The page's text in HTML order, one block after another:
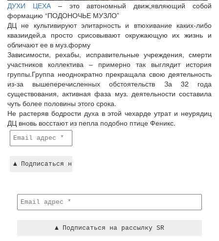
ДУХИ ЦЕХА– это автономный движ,являющий собой
формацию “ПОДОНОЧЬЕ МУЗЛО”
ДЦ не культивируют элитарность и втюхивание каких-либо
квазиидей,а просто срисовывают окружающую их жизнь и
обличают ее в муз.форму
Зависимости, рехабы, исправительные учреждения, смерти
участников коллектива – примерно так выглядит история
группы.Группа неоднократно прекращала свою деятельность
из-за вышеперечисленных обстоятельств За 32 года
существования, активная фаза муз. деятельности составила
чуть более половины этого срока.
Не растеряв бодрости духа в этой чехарде утрат и неурядиц
ДЦ вновь восстают из пепла подобно птице Феникс.